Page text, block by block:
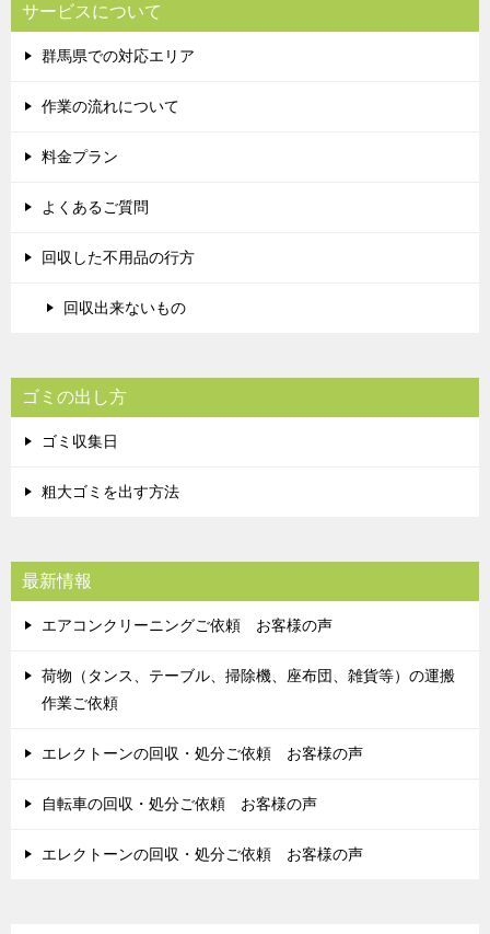
サービスについて
群馬県での対応エリア
作業の流れについて
料金プラン
よくあるご質問
回収した不用品の行方
回収出来ないもの
ゴミの出し方
ゴミ収集日
粗大ゴミを出す方法
最新情報
エアコンクリーニングご依頼 お客様の声
荷物（タンス、テーブル、掃除機、座布団、雑貨等）の運搬
作業ご依頼
エレクトーンの回収・処分ご依頼 お客様の声
自転車の回収・処分ご依頼 お客様の声
エレクトーンの回収・処分ご依頼 お客様の声